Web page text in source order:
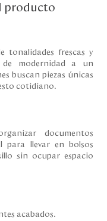
producto
tonalidades frescas y
modernidad a un
buscan piezas únicas
cotidiano.
documentos
para llevar en bolsos
sin ocupar espacio
acabados.